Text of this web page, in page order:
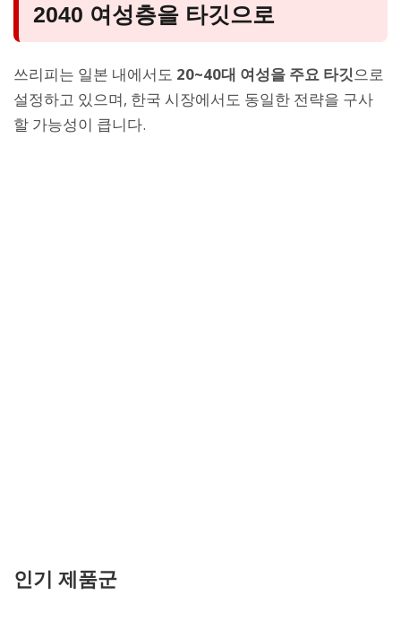
2040 여성층을 타깃으로
쓰리피는 일본 내에서도 20~40대 여성을 주요 타깃으로
설정하고 있으며, 한국 시장에서도 동일한 전략을 구사
할 가능성이 큽니다.
인기 제품군